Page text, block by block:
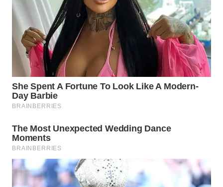
WAHANA
UMKM
WAHANA
SELEB
WAHANA
PERSONA
OTOMOTIF
HEALTH